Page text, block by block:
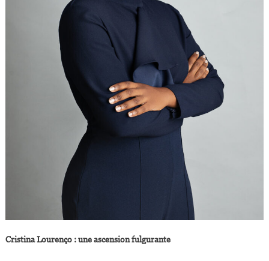
Cristina Lourenço : une ascension fulgurante